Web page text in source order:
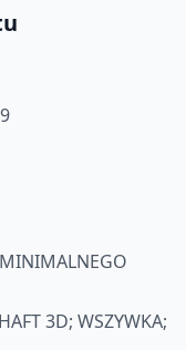
3D; WSZYWKA;